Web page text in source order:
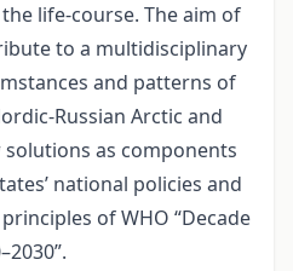
life-course. The aim of
to a multidisciplinary
and patterns of
Russian Arctic and
as components
national policies and
of WHO “Decade